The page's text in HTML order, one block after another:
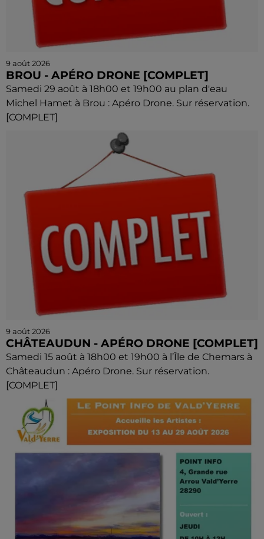
9 août 2026
BROU - APÉRO DRONE [COMPLET]
Samedi 29 août à 18h00 et 19h00 au plan d'eau
Michel Hamet à Brou : Apéro Drone. Sur réservation.
[COMPLET]
9 août 2026
CHÂTEAUDUN - APÉRO DRONE [COMPLET]
Samedi 15 août à 18h00 et 19h00 à l’Île de Chemars à
Châteaudun : Apéro Drone. Sur réservation.
[COMPLET]